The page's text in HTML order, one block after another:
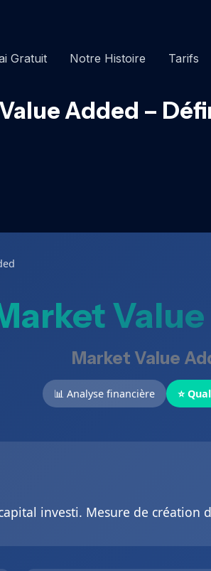
Gratuit Notre Histoire Tarifs
Added –
Market Value
📊 Analyse financière ⭐
investi. Mesure de création